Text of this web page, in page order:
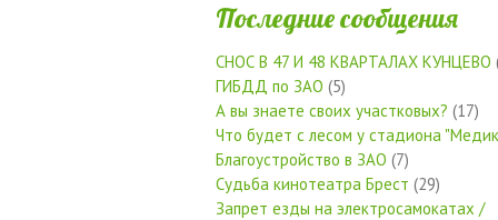
Последние сообщения
СНОС В 47 И 48 КВАРТАЛАХ КУНЦЕВО
ГИБДД по ЗАО (5)
А вы знаете своих участковых? (17)
Что будет с лесом у стадиона
Благоустройство в ЗАО (7)
Судьба кинотеатра Брест (29)
Запрет езды на электросамокатах /